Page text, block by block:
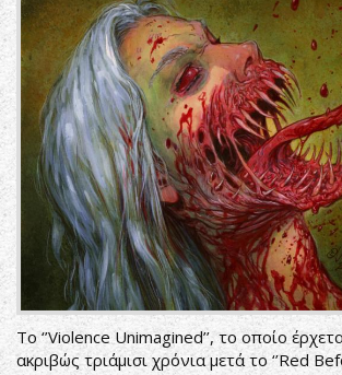
To ‘’Violence Unimagined’’, το οποίο
ακριβώς τριάμισι χρόνια μετά το ‘’Red